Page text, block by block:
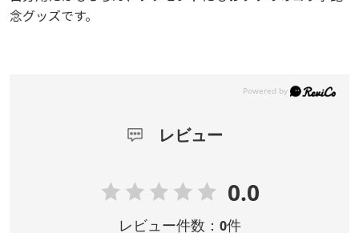
念グッズです。
レビュー
0.0
レビュー件数： 0件